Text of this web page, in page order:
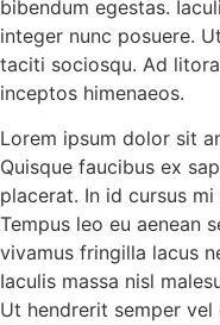
bibendum egestas.
integer nunc posuere.
taciti sociosqu. Ad
inceptos himenaeos.
Lorem ipsum dolor sit
Quisque faucibus ex
placerat. In id cursus
Tempus leo eu aenean
vivamus fringilla lacus
Iaculis massa nisl
Ut hendrerit semper